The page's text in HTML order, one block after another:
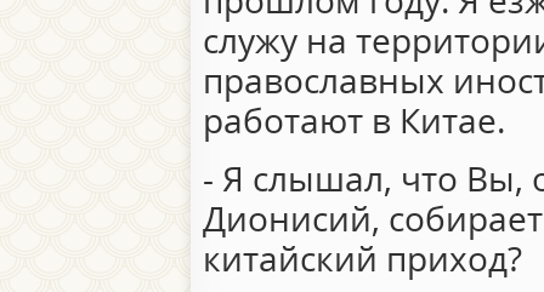
служу на
православных
работают в Китае.
- Я слышал, что Вы,
Дионисий,
китайский приход?